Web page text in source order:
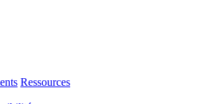
Ressources